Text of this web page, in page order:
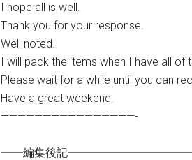
I hope all is well.
Thank you for your response.
Well noted.
I will pack the items when I have all of
Please wait for a while until you can
Have a great weekend.
————————————————-
━━編集後記